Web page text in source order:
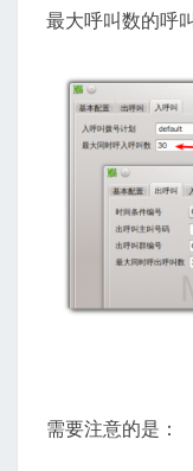
最大呼叫数的呼
需要注意的是：